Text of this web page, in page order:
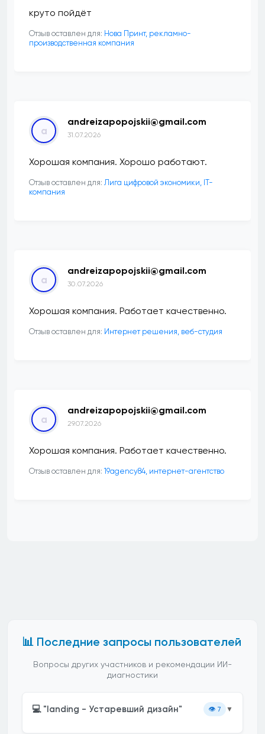
круто пойдёт
Отзыв оставлен для: Нова Принт, рекламно-
производственная компания
a
andreizapopojskii@gmail.com
31.07.2026
Хорошая компания. Хорошо работают.
Отзыв оставлен для: Лига цифровой экономики, IT-
компания
a
andreizapopojskii@gmail.com
30.07.2026
Хорошая компания. Работает качественно.
Отзыв оставлен для: Интернет решения, веб-студия
a
andreizapopojskii@gmail.com
29.07.2026
Хорошая компания. Работает качественно.
Отзыв оставлен для: 19agency84, интернет-агентство
📊 Последние запросы пользователей
Вопросы других участников и рекомендации ИИ-
диагностики
💻 "landing - Устаревший дизайн" 👁️ 7 ▼